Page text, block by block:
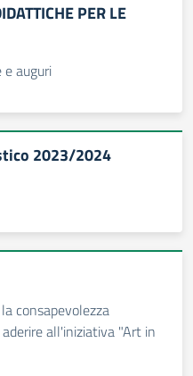
PER LE
auguri
2023/2024
consapevolezza
all'iniziativa "Art in